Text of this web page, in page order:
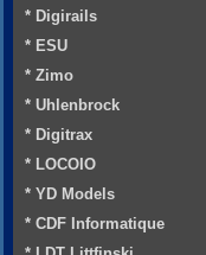
* Digirails
* ESU
* Zimo
* Uhlenbrock
* Digitrax
* LOCOIO
* YD Models
* CDF Informatique